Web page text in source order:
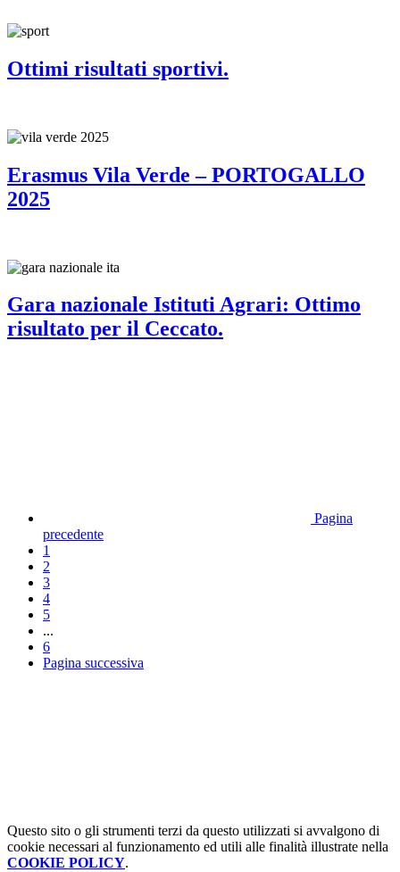
Ottimi risultati sportivi.
Erasmus Vila Verde – PORTOGALLO
2025
Gara nazionale Istituti Agrari: Ottimo
risultato per il Ceccato.
Pagina
precedente
1
2
3
4
5
...
6
Pagina successiva
Questo sito o gli strumenti terzi da questo utilizzati si avvalgono di
cookie necessari al funzionamento ed utili alle finalità illustrate nella
COOKIE POLICY.